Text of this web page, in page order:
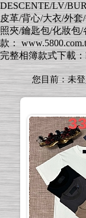
DESCENTE/LV/
皮革/背心/大衣/外
照夾/鑰匙包/化妝包
款：
完整相簿款式下載：
您目前：未